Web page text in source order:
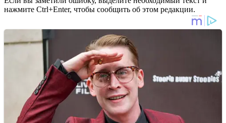
нажмите Ctrl+Enter, чтобы сообщить об этом редакции.